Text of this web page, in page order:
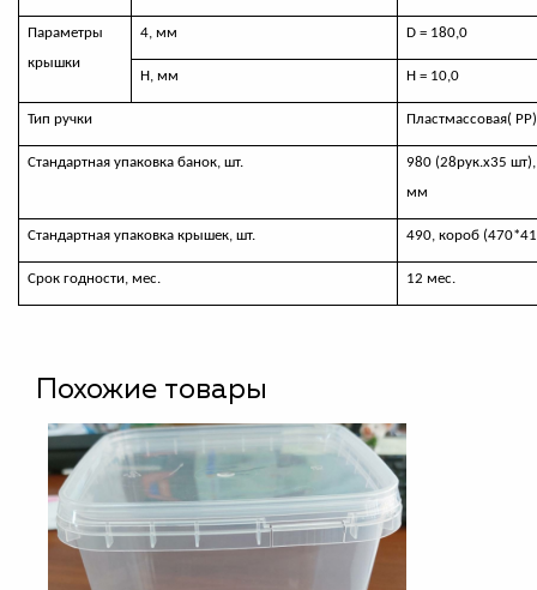
Параметры
крышки
4, мм D = 180,0
Н, мм Н = 10,0
Тип ручки Пластмассовая( РР)
Стандартная упаковка банок, шт.
980 (28рук.х35
мм
Стандартная упаковка крышек, шт. 490, короб
Срок годности, мес. 12 мес.
Похожие товары